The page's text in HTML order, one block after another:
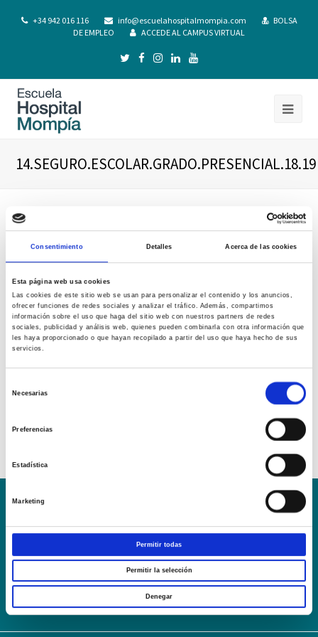
Consentimiento Detalles Acerca de las cookies
Esta página web usa cookies
Las cookies de este sitio web se usan para personalizar el contenido y los anuncios,
ofrecer funciones de redes sociales y analizar el tráfico. Además, compartimos
información sobre el uso que haga del sitio web con nuestros partners de redes
sociales, publicidad y análisis web, quienes pueden combinarla con otra información que
les haya proporcionado o que hayan recopilado a partir del uso que haya hecho de sus
servicios.
Necesarias
Preferencias
Estadística
Marketing
Permitir todas
Permitir la selección
Denegar
+34 942 016 116 info@escuelahospitalmompia.com
BOLSA
DE EMPLEO
ACCEDE AL CAMPUS VIRTUAL
14.SEGURO.ESCOLAR.GRADO.PRESENCIAL.18.19
AVISO LEGAL – TÉRMINOS Y CONDICIONES DE SERVICIOS
ONLINE
Política de cookies
Contacto
Webmail User Login